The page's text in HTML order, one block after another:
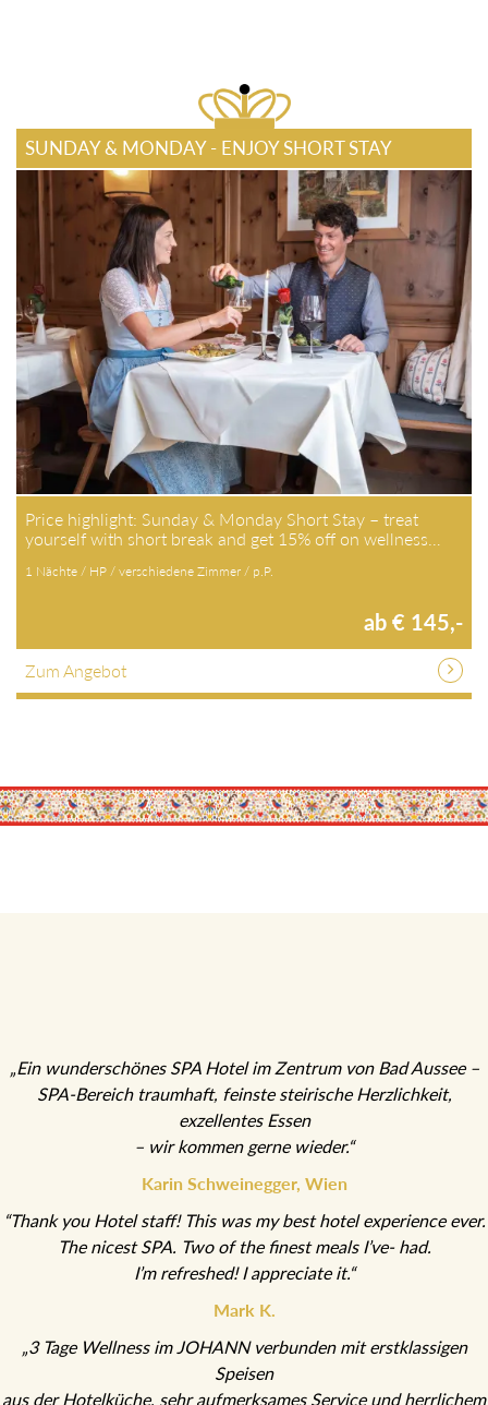
SUNDAY & MONDAY - ENJOY SHORT STAY
Price highlight: Sunday & Monday Short Stay – treat
yourself with short break and get 15% off on wellness…
1 Nächte / HP / verschiedene Zimmer / p.P.
ab € 145,-
Zum Angebot
„Ein wunderschönes SPA Hotel im Zentrum von Bad Aussee –
SPA-Bereich traumhaft, feinste steirische Herzlichkeit,
exzellentes Essen
– wir kommen gerne wieder.“
Karin Schweinegger, Wien
“Thank you Hotel staff! This was my best hotel experience ever.
The nicest SPA. Two of the finest meals I’ve- had.
I’m refreshed! I appreciate it.“
Mark K.
„3 Tage Wellness im JOHANN verbunden mit erstklassigen
Speisen
aus der Hotelküche, sehr aufmerksames Service und herrlichem